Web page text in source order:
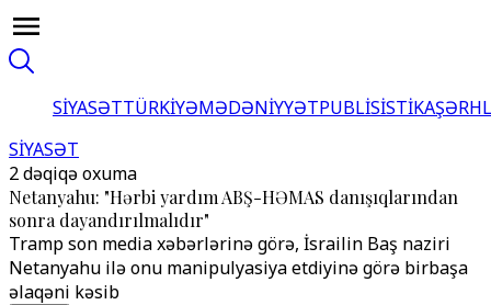
SİYASƏTTÜRKİYƏMƏDƏNİYYƏTPUBLİSİSTİKA
SİYASƏT
2 dəqiqə oxuma
Netanyahu: "Hərbi yardım ABŞ-HƏMAS danışıqlarından
sonra dayandırılmalıdır"
Tramp son media xəbərlərinə görə, İsrailin Baş naziri
Netanyahu ilə onu manipulyasiya etdiyinə görə birbaşa
əlaqəni kəsib